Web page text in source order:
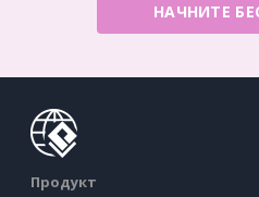
НАЧНИТЕ
Продукт